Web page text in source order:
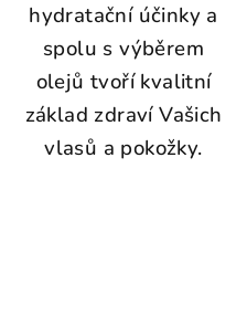
hydratační účinky a
spolu s výběrem
olejů tvoří kvalitní
základ zdraví Vašich
vlasů a pokožky.